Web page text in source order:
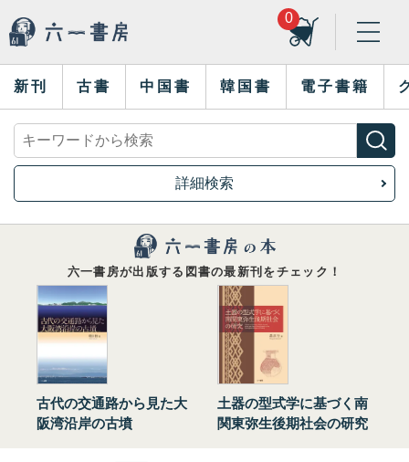
0
新刊 古書 中国書 韓国書 電子書籍
詳細検索
六一書房が出版する図書の最新刊をチェック！
古代の交通路から見た大
阪湾沿岸の古墳
土器の型式学に基づく南
関東弥生後期社会の研究